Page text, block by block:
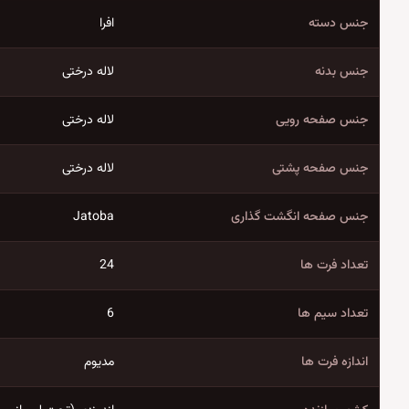
جنس دسته افرا
جنس بدنه لاله درختی
جنس صفحه رویی لاله درختی
جنس صفحه پشتی لاله درختی
جنس صفحه انگشت گذاری Jatoba
تعداد فرت ها 24
تعداد سیم ها 6
اندازه فرت ها مدیوم